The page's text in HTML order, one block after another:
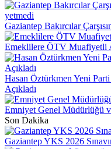
Gaziantep Bakırcılar
Emeklilere ÖTV Muafiyetli
Hasan Öztürkmen Yeni
Açıkladı
Emniyet Genel Müdürlüğü
Son Dakika
Gaziantep YKS 2026